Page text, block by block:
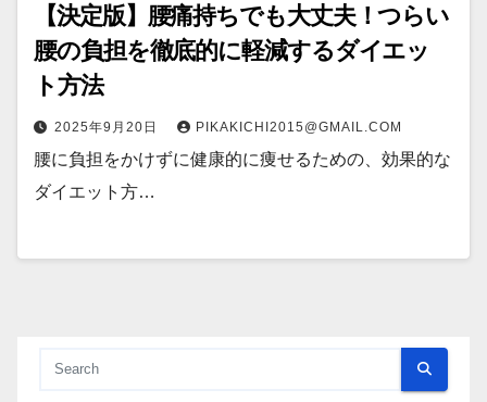
【決定版】腰痛持ちでも大丈夫！つらい
腰の負担を徹底的に軽減するダイエッ
ト方法
2025年9月20日 PIKAKICHI2015@GMAIL.COM
腰に負担をかけずに健康的に痩せるための、効果的な
ダイエット方…